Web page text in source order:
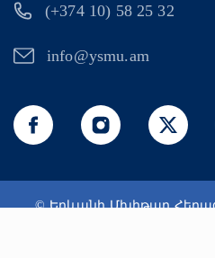
(+374 10) 58 25 32
info@ysmu.am
© Երևանի Մխիթար